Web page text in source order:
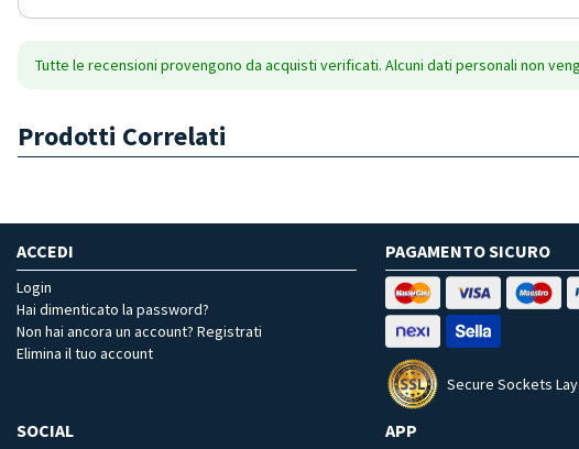
Tutte le recensioni provengono da acquisti verificati. Alcuni dati personali non
Prodotti Correlati
ACCEDI
Login
Hai dimenticato la password?
Non hai ancora un account? Registrati
Elimina il tuo account
PAGAMENTO SICURO
Secure Sockets
SOCIAL APP